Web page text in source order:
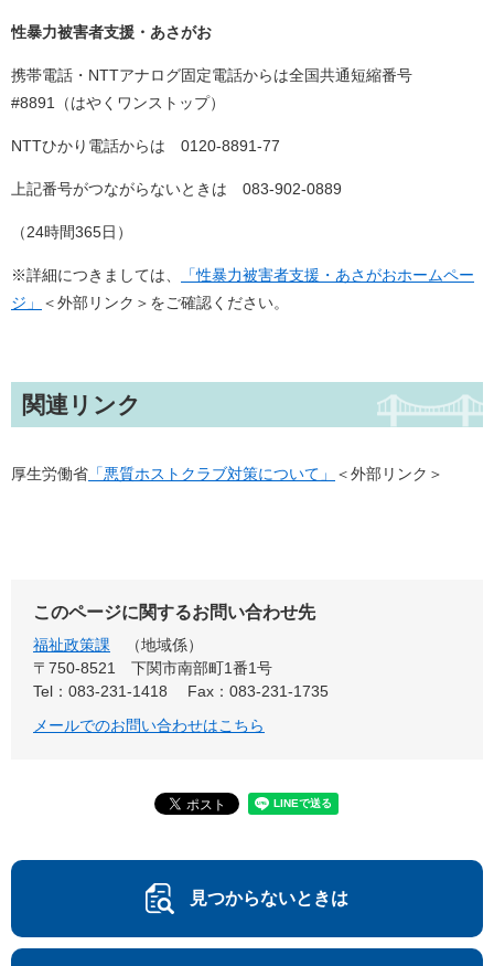
性暴力被害者支援・あさがお
携帯電話・NTTアナログ固定電話からは全国共通短縮番号
#8891（はやくワンストップ）
NTTひかり電話からは 0120-8891-77
上記番号がつながらないときは 083-902-0889
（24時間365日）
※詳細につきましては、
「性暴力被害者支援・あさがお​ホームペー
ジ」
＜外部リンク＞ をご確認ください。
関連リンク
厚生労働省 「悪質ホストクラブ対策について」 ＜外部リンク＞
このページに関するお問い合わせ先
福祉政策課
地域係
〒750-8521
下関市南部町1番1号
Tel：083-231-1418
Fax：083-231-1735
メールでのお問い合わせはこちら
見つからないときは